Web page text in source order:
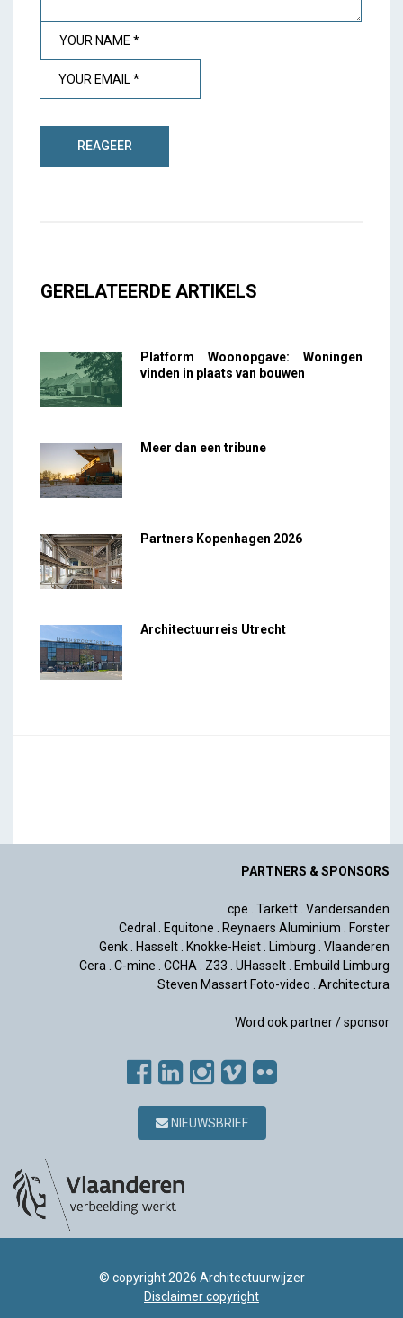
GERELATEERDE ARTIKELS
Platform Woonopgave: Woningen
vinden in plaats van bouwen
Meer dan een tribune
Partners Kopenhagen 2026
Architectuurreis Utrecht
PARTNERS & SPONSORS
cpe Tarkett Vandersanden
Cedral
Equitone Reynaers Aluminium
Forster
Genk
Hasselt Knokke-Heist Limburg
Vlaanderen
Cera
C-mine CCHA Z33 UHasselt
Embuild Limburg
Steven Massart Foto-video
Architectura
Word ook partner / sponsor
NIEUWSBRIEF
© copyright 2026 Architectuurwijzer
Disclaimer copyright